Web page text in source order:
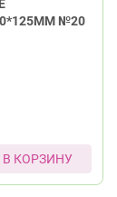
№20
В КОРЗИНУ